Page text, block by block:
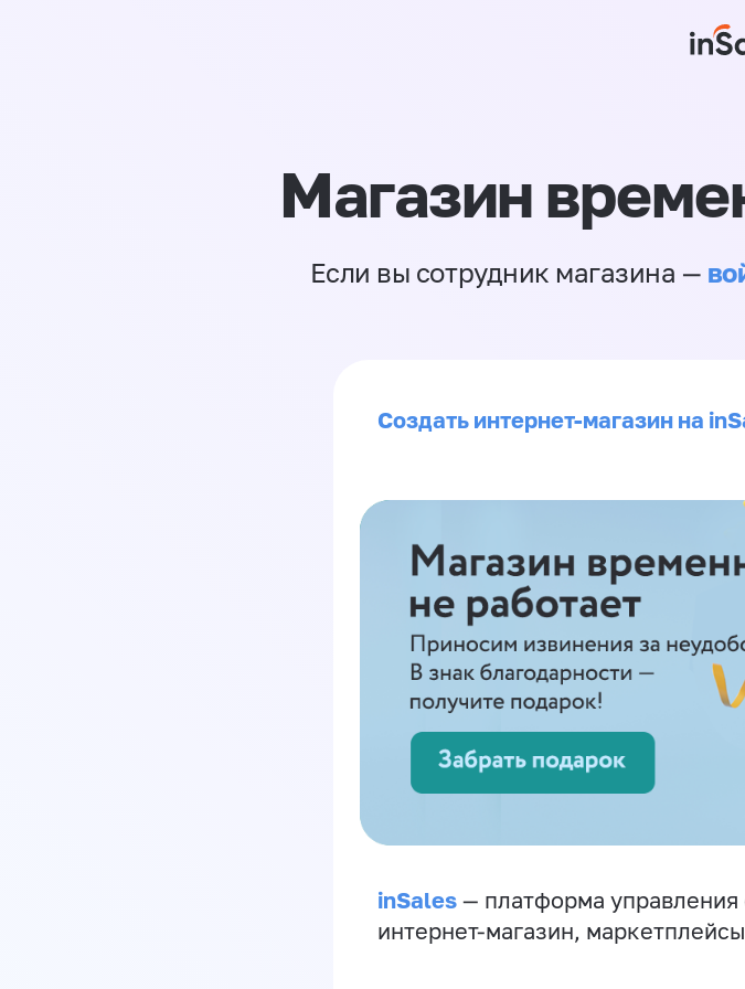
Магазин
Если вы сотрудник магазина —
Создать интернет-магазин на
inSales — платформа управления
интернет-магазин,